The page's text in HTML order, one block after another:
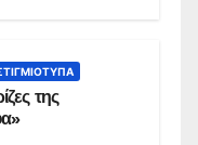
της